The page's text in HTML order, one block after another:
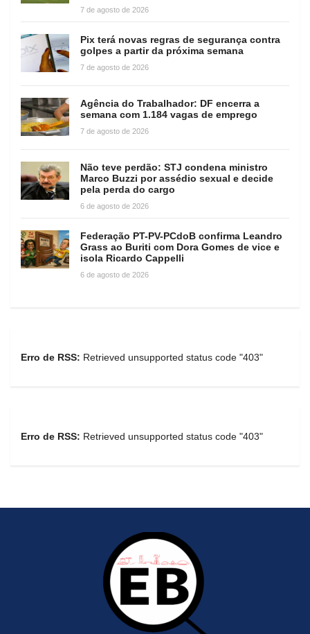
7 de agosto de 2026
Pix terá novas regras de segurança contra
golpes a partir da próxima semana
7 de agosto de 2026
Agência do Trabalhador: DF encerra a
semana com 1.184 vagas de emprego
7 de agosto de 2026
Não teve perdão: STJ condena ministro
Marco Buzzi por assédio sexual e decide
pela perda do cargo
6 de agosto de 2026
Federação PT-PV-PCdoB confirma Leandro
Grass ao Buriti com Dora Gomes de vice e
isola Ricardo Cappelli
6 de agosto de 2026
Erro de RSS: Retrieved unsupported status code "403"
Erro de RSS: Retrieved unsupported status code "403"